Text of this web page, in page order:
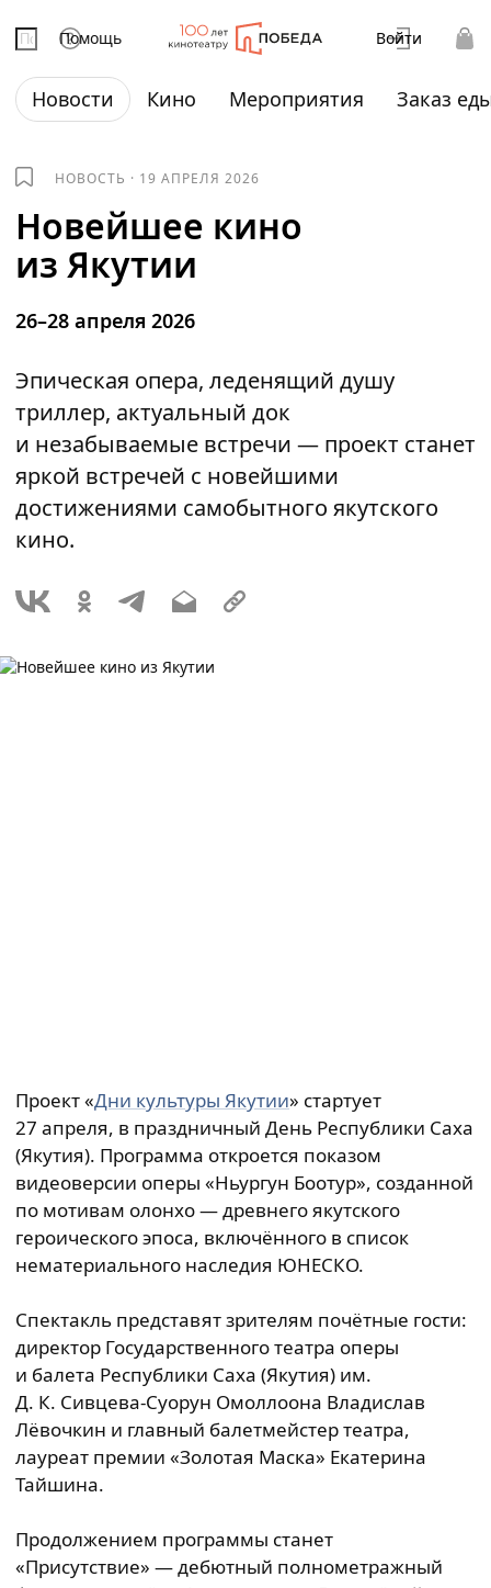
Помощь Войти
Новости Кино Мероприятия Заказ
НОВОСТЬ · 19 АПРЕЛЯ 2026
Новейшее кино
из Якутии
26–28 апреля 2026
Эпическая опера, леденящий душу
триллер, актуальный док
и незабываемые встречи — проект станет
яркой встречей с новейшими
достижениями самобытного якутского
кино.
Проект «Дни культуры Якутии» стартует
27 апреля, в праздничный День Республики Саха
(Якутия). Программа откроется показом
видеоверсии оперы «Ньургун Боотур», созданной
по мотивам олонхо — древнего якутского
героического эпоса, включённого в список
нематериального наследия ЮНЕСКО.
Спектакль представят зрителям почётные гости:
директор Государственного театра оперы
и балета Республики Саха (Якутия) им.
Д. К. Сивцева‑Суорун Омоллоона Владислав
Лёвочкин и главный балетмейстер театра,
лауреат премии «Золотая Маска» Екатерина
Тайшина.
Продолжением программы станет
«Присутствие» — дебютный полнометражный